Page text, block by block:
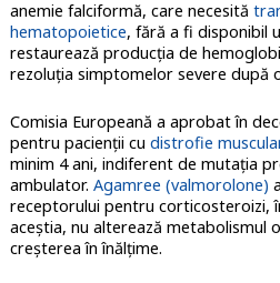
anemie falciformă, care necesită
hematopoietice, fără a fi disponibil
restaurează producţia de
rezoluţia simptomelor severe după
Comisia Europeană a aprobat în
pentru pacienţii cu distrofie
minim 4 ani, indiferent de mutaţia
ambulator. Agamree (valmorolone)
receptorului pentru corticosteroizi,
aceştia, nu alterează metabolismul
creşterea în înălţime.